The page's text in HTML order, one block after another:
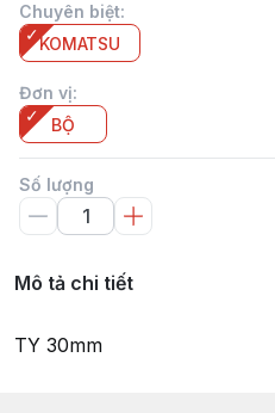
Chuyên biệt:
KOMATSU
Đơn vị:
BỘ
Số lượng
Mô tả chi tiết
TY 30mm